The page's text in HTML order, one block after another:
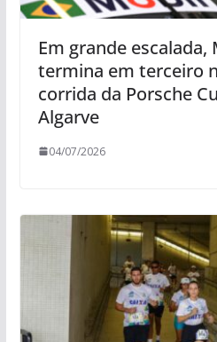
Em grande escalada,
termina em terceiro
corrida da Porsche
Algarve
04/07/2026